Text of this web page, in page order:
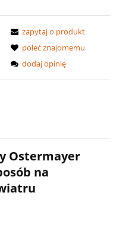
zapytaj o produkt
poleć znajomemu
dodaj opinię
Ostermayer
na